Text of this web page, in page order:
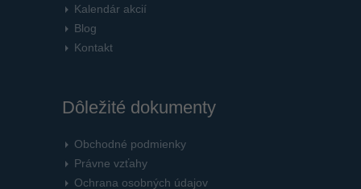
Kalendár akcií
Blog
Kontakt
Dôležité dokumenty
Obchodné podmienky
Právne vzťahy
Ochrana osobných údajov